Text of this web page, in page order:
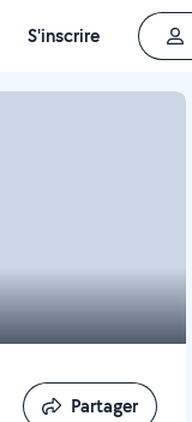
S'inscrire
Partager
Partager